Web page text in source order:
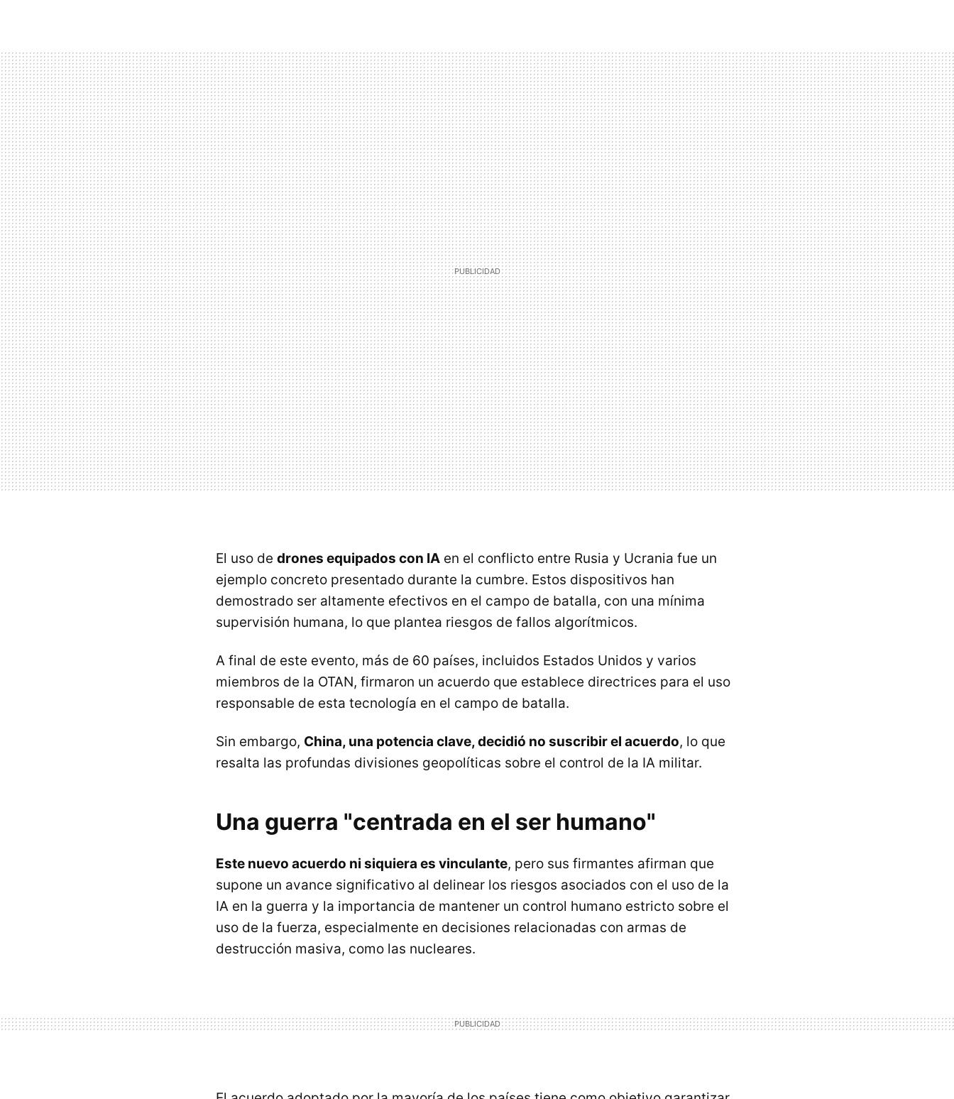
El uso de drones equipados con IA en el conflicto entre Rusia y Ucrania fue un
ejemplo concreto presentado durante la cumbre. Estos dispositivos han
demostrado ser altamente efectivos en el campo de batalla, con una mínima
supervisión humana, lo que plantea riesgos de fallos algorítmicos.
A final de este evento, más de 60 países, incluidos Estados Unidos y varios
miembros de la OTAN, firmaron un acuerdo que establece directrices para el uso
responsable de esta tecnología en el campo de batalla.
Sin embargo, China, una potencia clave, decidió no suscribir el acuerdo, lo que
resalta las profundas divisiones geopolíticas sobre el control de la IA militar.
Una guerra "centrada en el ser humano"
Este nuevo acuerdo ni siquiera es vinculante, pero sus firmantes afirman que
supone un avance significativo al delinear los riesgos asociados con el uso de la
IA en la guerra y la importancia de mantener un control humano estricto sobre el
uso de la fuerza, especialmente en decisiones relacionadas con armas de
destrucción masiva, como las nucleares.